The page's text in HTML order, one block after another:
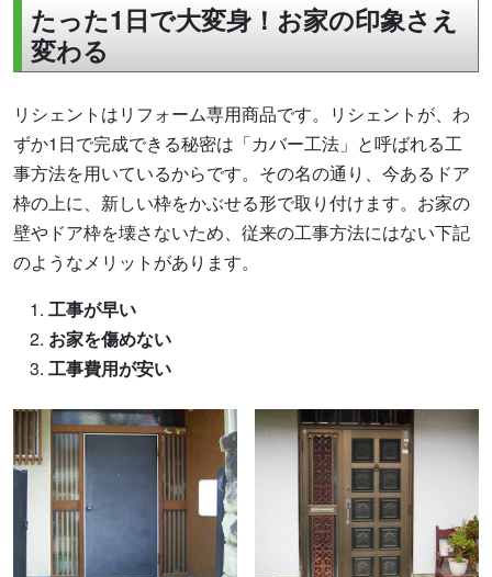
たった1日で大変身！お家の印象さえ
変わる
リシェントはリフォーム専用商品です。リシェントが、わ
ずか1日で完成できる秘密は「カバー工法」と呼ばれる工
事方法を用いているからです。その名の通り、今あるドア
枠の上に、新しい枠をかぶせる形で取り付けます。お家の
壁やドア枠を壊さないため、従来の工事方法にはない下記
のようなメリットがあります。
工事が早い
お家を傷めない
工事費用が安い